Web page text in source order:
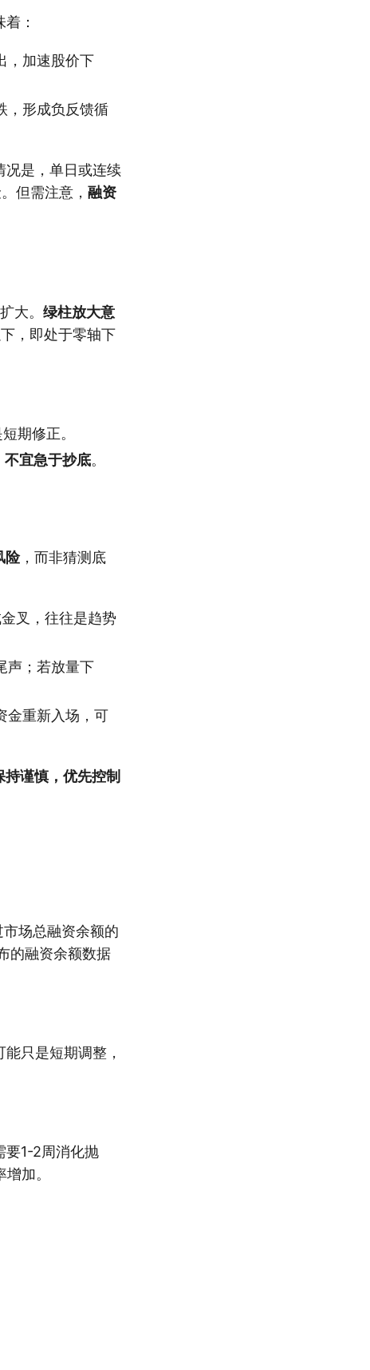
：
，加速股价下
，形成负反馈循
况是，单日或连续
但需注意， 融资
大。 绿柱放大意
，即处于零轴下
期修正。
不宜急于抄底。
险，而非猜测底
叉，往往是趋势
声；若放量下
金重新入场，可
持谨慎，优先控制
场总融资余额的
的融资余额数据
能只是短期调整，
要1-2周消化抛
加。